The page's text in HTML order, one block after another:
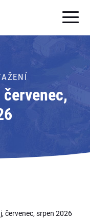
červenec, srpen 2026